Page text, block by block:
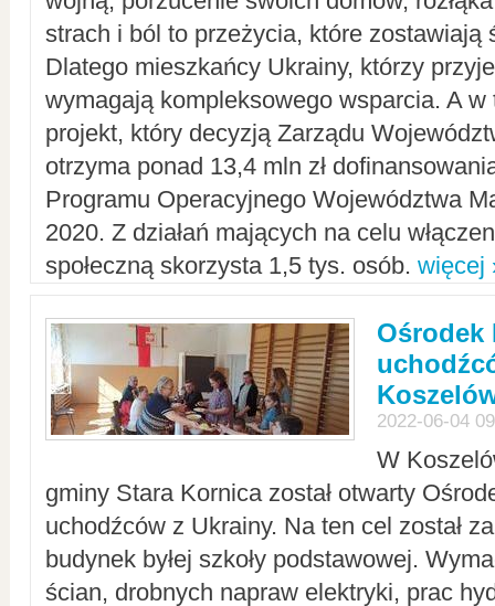
strach i ból to przeżycia, które zostawiają
Dlatego mieszkańcy Ukrainy, którzy
wymagają kompleksowego wsparcia. A w
projekt, który decyzją Zarządu
otrzyma ponad 13,4 mln zł
Programu Operacyjnego Województwa
2020. Z działań mających na celu
społeczną skorzysta 1,5 tys. osób. więcej
Ośrodek
2022-06-04
W
gminy Stara Kornica został otwarty
uchodźców z Ukrainy. Na ten cel został
budynek byłej szkoły podstawowej.
ścian, drobnych napraw elektryki, prac